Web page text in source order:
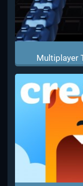
Multiplayer